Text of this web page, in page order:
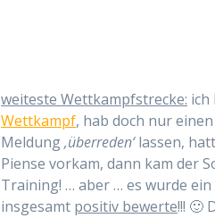
weiteste Wettkampfstrecke: ich
Wettkampf, hab doch nur einen
Meldung‚überreden‘lassen,
Piense vorkam, dann kam der
Training! … aber … es wurde
insgesamt positiv bewerte!!! 🙂